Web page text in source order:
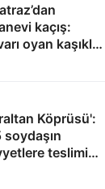
kaçış:
oyan kaşıklar,
çiçekler...
Köprüsü':
soydaşın
teslimi
Arkın’ın